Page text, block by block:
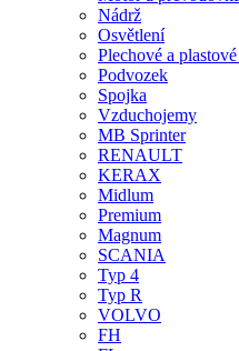
Nádrž
Osvětlení
Plechové a
Podvozek
Spojka
Vzduchojemy
MB Sprinter
RENAULT
KERAX
Midlum
Premium
Magnum
SCANIA
Typ 4
Typ R
VOLVO
FH